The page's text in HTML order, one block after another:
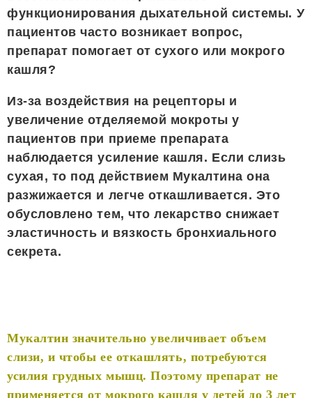
функционирования дыхательной системы. У
пациентов часто возникает вопрос,
препарат помогает от сухого или мокрого
кашля?
Из-за воздействия на рецепторы и
увеличение отделяемой мокроты у
пациентов при приеме препарата
наблюдается усиление кашля. Если слизь
сухая, то под действием Мукалтина она
разжижается и легче откашливается. Это
обусловлено тем, что лекарство снижает
эластичность и вязкость бронхиального
секрета.
Мукалтин значительно увеличивает объем
слизи, и чтобы ее откашлять, потребуются
усилия грудных мышц. Поэтому препарат не
применяется от мокрого кашля у детей до 3 лет